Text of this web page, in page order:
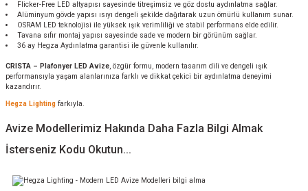
Flicker-Free LED altyapısı sayesinde titreşimsiz ve göz dostu aydınlatma sağlar.
Alüminyum gövde yapısı ısıyı dengeli şekilde dağıtarak uzun ömürlü kullanım sunar.
OSRAM LED teknolojisi ile yüksek ışık verimliliği ve stabil performans elde edilir.
Tavana sıfır montaj yapısı sayesinde sade ve modern bir görünüm sağlar.
36 ay Hegza Aydınlatma garantisi ile güvenle kullanılır.
CRISTA – Plafonyer LED Avize , özgür formu, modern tasarım dili ve dengeli ışık
performansıyla yaşam alanlarınıza farklı ve dikkat çekici bir aydınlatma deneyimi
kazandırır.
Hegza Lighting farkıyla.
Avize Modellerimiz Hakında Daha Fazla Bilgi Almak
İsterseniz Kodu Okutun...